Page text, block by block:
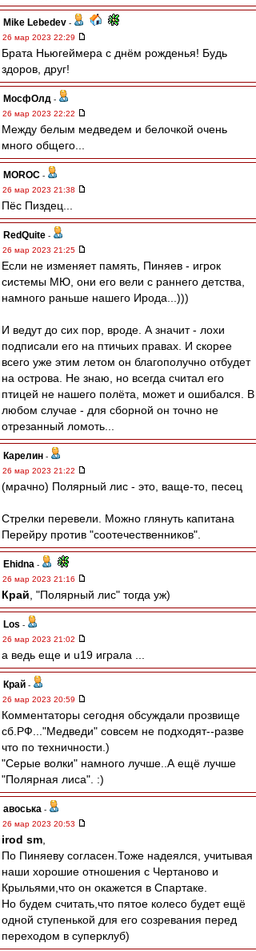
Mike Lebedev -
26 мар 2023 22:29
Брата Ньюгеймера с днём рожденья! Будь
здоров, друг!
МосфОлд -
26 мар 2023 22:22
Между белым медведем и белочкой очень
много общего...
MOROC -
26 мар 2023 21:38
Пёс Пиздец...
RedQuite -
26 мар 2023 21:25
Если не изменяет память, Пиняев - игрок
системы МЮ, они его вели с раннего детства,
намного раньше нашего Ирода...)))
И ведут до сих пор, вроде. А значит - лохи
подписали его на птичьих правах. И скорее
всего уже этим летом он благополучно отбудет
на острова. Не знаю, но всегда считал его
птицей не нашего полёта, может и ошибался. В
любом случае - для сборной он точно не
отрезанный ломоть...
Карелин -
26 мар 2023 21:22
(мрачно) Полярный лис - это, ваще-то, песец
Стрелки перевели. Можно глянуть капитана
Перейру против "соотечественников".
Ehidna -
26 мар 2023 21:16
Край , "Полярный лис" тогда уж)
Los -
26 мар 2023 21:02
а ведь еще и u19 играла ...
Край -
26 мар 2023 20:59
Комментаторы сегодня обсуждали прозвище
сб.РФ..."Медведи" совсем не подходят--разве
что по техничности.)
"Серые волки" намного лучше..А ещё лучше
"Полярная лиса". :)
авоська -
26 мар 2023 20:53
irod sm
По Пиняеву согласен.Тоже надеялся, учитывая
наши хорошие отношения с Чертаново и
Крыльями,что он окажется в Спартаке.
Но будем считать,что пятое колесо будет ещё
одной ступенькой для его созревания перед
переходом в суперклуб)